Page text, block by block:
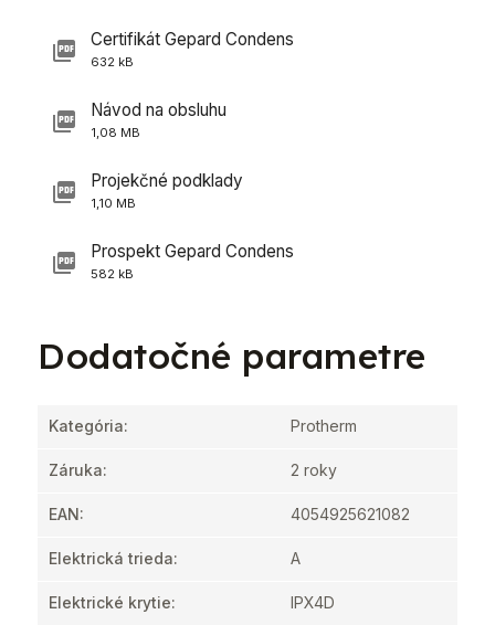
Certifikát Gepard Condens
632 kB
Návod na obsluhu
1,08 MB
Projekčné podklady
1,10 MB
Prospekt Gepard Condens
582 kB
Dodatočné parametre
Kategória: Protherm
Záruka: 2 roky
EAN: 4054925621082
Elektrická trieda: A
Elektrické krytie: IPX4D